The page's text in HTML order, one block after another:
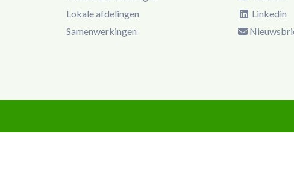
Lokale afdelingen
Samenwerkingen
Linkedin